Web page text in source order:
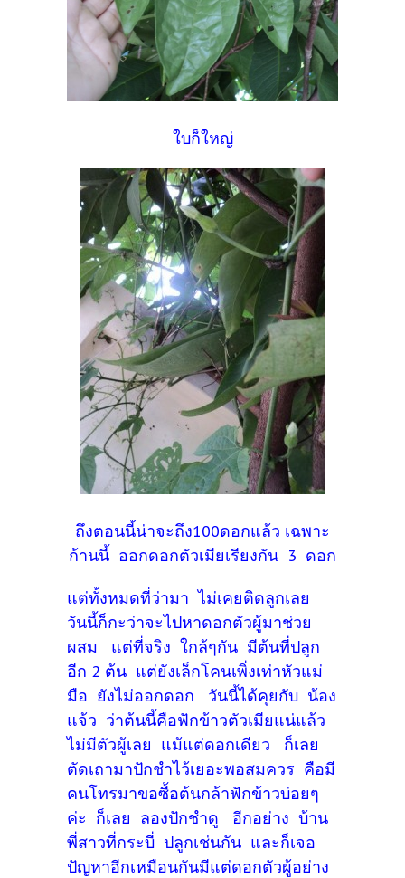
ใบก็ใหญ่
ถึงตอนนี้น่าจะถึง100ดอกแล้ว เฉพาะ
ก้านนี้ ออกดอกตัวเมียเรียงกัน 3 ดอก
แต่ทั้งหมดที่ว่ามา ไม่เคยติดลูกเลย
วันนี้ก็กะว่าจะไปหาดอกตัวผู้มาช่วย
ผสม แต่ที่จริง ใกล้ๆกัน มีต้นที่ปลูก
อีก 2 ต้น แต่ยังเล็กโคนเพิ่งเท่าหัวแม่
มือ ยังไม่ออกดอก วันนี้ได้คุยกับ น้อง
แจ้ว ว่าต้นนี้คือฟักข้าวตัวเมียแน่แล้ว
ไม่มีตัวผู้เลย แม้แต่ดอกเดียว ก็เลย
ตัดเถามาปักชำไว้เยอะพอสมควร คือมี
คนโทรมาขอซื้อต้นกล้าฟักข้าวบ่อยๆ
ค่ะ ก็เลย ลองปักชำดู อีกอย่าง บ้าน
พี่สาวที่กระบี่ ปลูกเช่นกัน และก็เจอ
ปัญหาอีกเหมือนกันมีแต่ดอกตัวผู้อย่าง